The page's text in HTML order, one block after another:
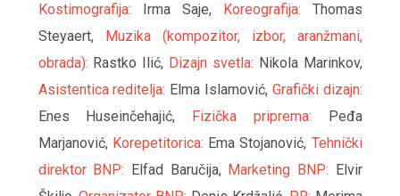
Kostimografija: Irma Saje, Koreografija: Thomas
Steyaert,
Muzika (kompozitor, izbor, aranžmani,
obrada): Rastko Ilić, Dizajn svetla: Nikola Marinkov,
Asistentica reditelja: Elma Islamović, Grafički dizajn:
Enes Huseinčehajić,
Fizička priprema:
Peđa
Marjanović, Korepetitorica: Ema Stojanović, Tehnički
direktor BNP:
Elfad Baručija, Marketing BNP: Elvir